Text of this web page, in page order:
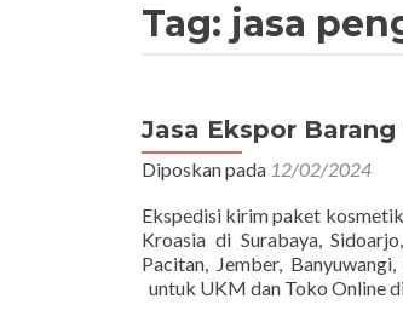
Tag: jasa
Jasa Ekspor
Diposkan pada 12/02/2024
Ekspedisi kirim paket
Kroasia di Surabaya,
Pacitan, Jember,
untuk UKM dan Toko Online